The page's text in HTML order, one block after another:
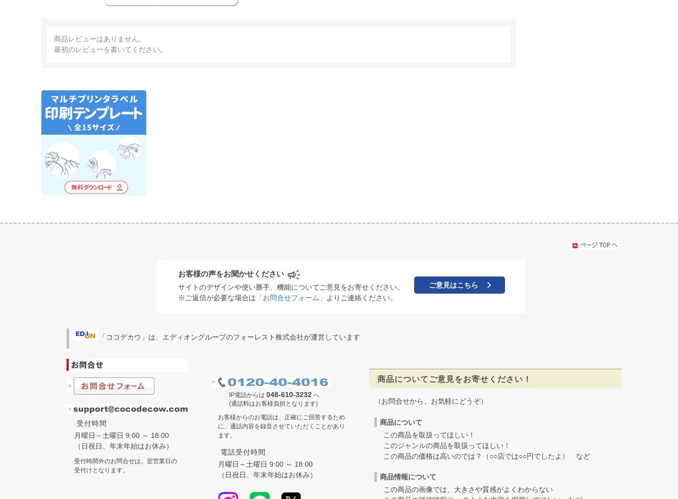
商品レビューはありません。
最初のレビューを書いてください。
お客様の声をお聞かせください
サイトのデザインや使い勝手、機能についてご意見をお寄せください。
※ご返信が必要な場合は 「お問合せフォーム」 よりご連絡ください。
ご意見はこちら
「ココデカウ」は、エディオングループのフォーレスト株式会社が運営しています
受付時間
月曜日～土曜日 9:00 ～ 18:00
（日祝日、年末年始はお休み）
受付時間外のお問合せは、翌営業日の
受付けとなります。
IP電話からは 048-610-3232 へ
(通話料はお客様負担となります)
お客様からのお電話は、正確にご回答するため
に、通話内容を録音させていただくことがあり
ます。
電話受付時間
月曜日～土曜日 9:00 ～ 18:00
（日祝日、年末年始はお休み）
商品についてご意見をお寄せください！
（お問合せから、お気軽にどうぞ）
商品について
この商品を取扱ってほしい！
このジャンルの商品を取扱ってほしい！
この商品の価格は高いのでは？（○○店では○○円でしたよ） など
商品情報について
この商品の画像では、大きさや質感がよくわからない